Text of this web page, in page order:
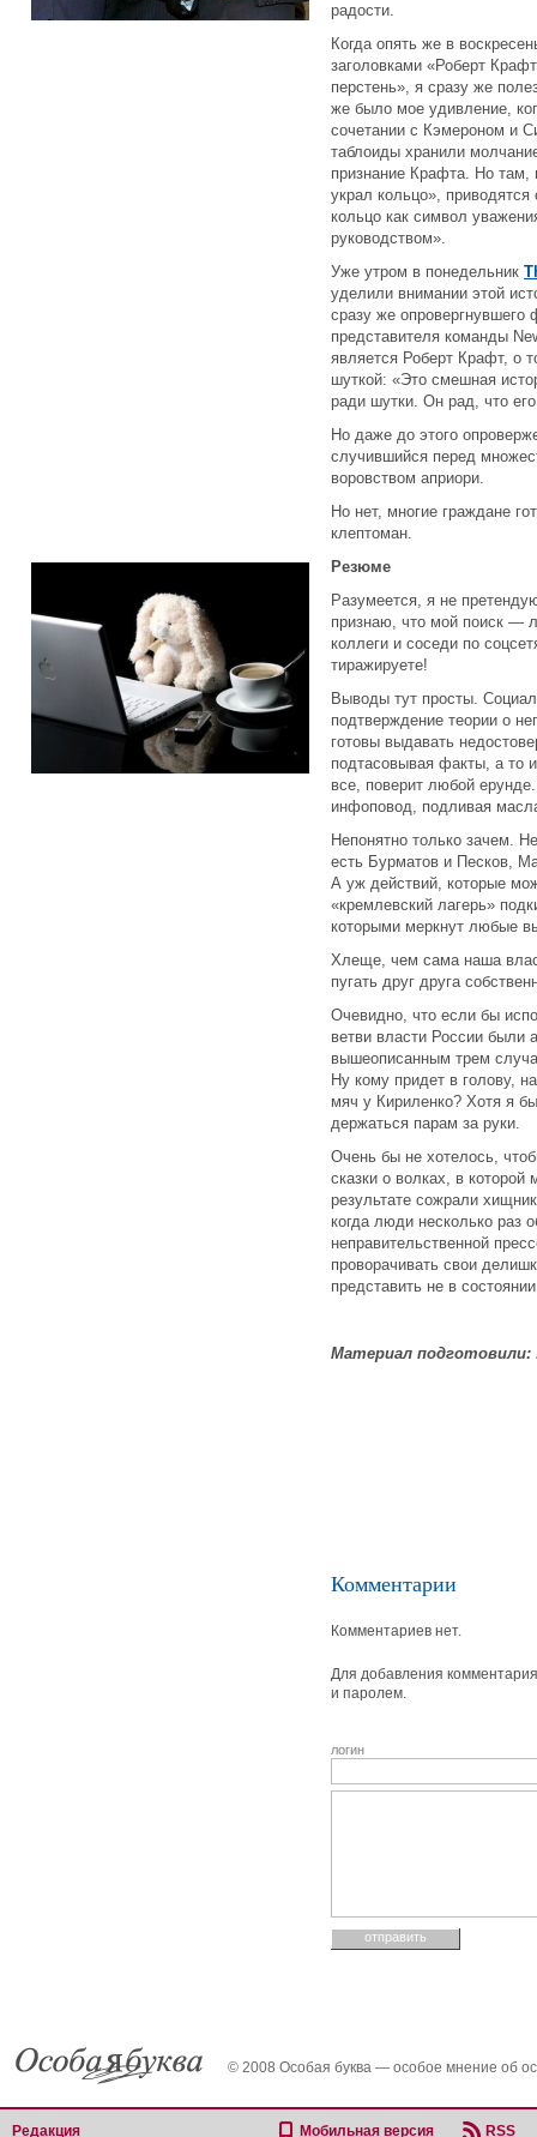
радости.
Когда опять же в
заголовками «Роберт
перстень», я сразу же
же было мое удивление,
сочетании с Кэмероном и
таблоиды хранили
признание Крафта. Но там,
украл кольцо»,
кольцо как символ
руководством».
Уже утром в понедельник
уделили внимании этой
сразу же опровергнувшего
представителя команды
является Роберт Крафт, о
шуткой: «Это смешная
ради шутки. Он рад, что
Но даже до этого
случившийся перед
воровством априори.
Но нет, многие граждане
клептоман.
Резюме
Разумеется, я не
признаю, что мой поиск —
коллеги и соседи по
тиражируете!
Выводы тут просты.
подтверждение теории о
готовы выдавать
подтасовывая факты, а то
все, поверит любой
инфоповод, подливая
Непонятно только зачем.
есть Бурматов и Песков,
А уж действий, которые
«кремлевский лагерь»
которыми меркнут любые
Хлеще, чем сама наша
пугать друг друга
Очевидно, что если бы
ветви власти России были
вышеописанным трем
Ну кому придет в голову,
мяч у Кириленко? Хотя я
держаться парам за руки.
Очень бы не хотелось,
сказки о волках, в
результате сожрали
когда люди несколько раз
неправительственной
проворачивать свои
представить не в
Материал подготовили:
Комментарии
Комментариев нет.
Для добавления
и паролем.
логин
© 2008 Особая буква — особое мнение об
Редакция Мобильная версия
RSS